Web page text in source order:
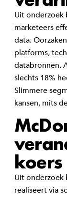
Uit onderzoek
marketeers
data.
platforms,
databronnen.
slechts 18%
Slimmere
kansen, mits
koers
Uit onderzoek
realiseert via